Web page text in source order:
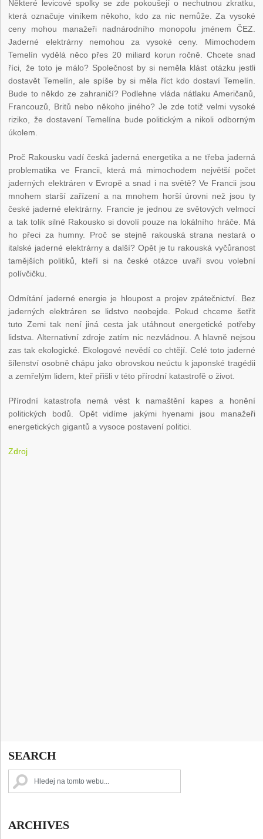
Některé levicové spolky se zde pokoušejí o nechutnou zkratku,
která označuje viníkem někoho, kdo za nic nemůže. Za vysoké
ceny mohou manažeři nadnárodního monopolu jménem ČEZ.
Jaderné elektrárny nemohou za vysoké ceny. Mimochodem
Temelín vydělá něco přes 20 miliard korun ročně. Chcete snad
říci, že toto je málo? Společnost by si neměla klást otázku jestli
dostavět Temelín, ale spíše by si měla říct kdo dostaví Temelín.
Bude to někdo ze zahraničí? Podlehne vláda nátlaku Američanů,
Francouzů, Britů nebo někoho jiného? Je zde totiž velmi vysoké
riziko, že dostavení Temelína bude politickým a nikoli odborným
úkolem.
Proč Rakousku vadí česká jaderná energetika a ne třeba jaderná
problematika ve Francii, která má mimochodem největší počet
jaderných elektráren v Evropě a snad i na světě? Ve Francii jsou
mnohem starší zařízení a na mnohem horší úrovni než jsou ty
české jaderné elektrárny. Francie je jednou ze světových velmocí
a tak tolik silné Rakousko si dovolí pouze na lokálního hráče. Má
ho přeci za humny. Proč se stejně rakouská strana nestará o
italské jaderné elektrárny a další? Opět je tu rakouská vyčůranost
tamějších politiků, kteří si na české otázce uvaří svou volební
polívčičku.
Odmítání jaderné energie je hloupost a projev zpátečnictví. Bez
jaderných elektráren se lidstvo neobejde. Pokud chceme šetřit
tuto Zemi tak není jiná cesta jak utáhnout energetické potřeby
lidstva. Alternativní zdroje zatím nic nezvládnou. A hlavně nejsou
zas tak ekologické. Ekologové nevědí co chtějí. Celé toto jaderné
šílenství osobně chápu jako obrovskou neúctu k japonské tragédii
a zemřelým lidem, kteř přišli v této přírodní katastrofě o život.
Přírodní katastrofa nemá vést k namaštění kapes a honění
politických bodů. Opět vidíme jakými hyenami jsou manažeři
energetických gigantů a vysoce postavení politici.
Zdroj
SEARCH
ARCHIVES